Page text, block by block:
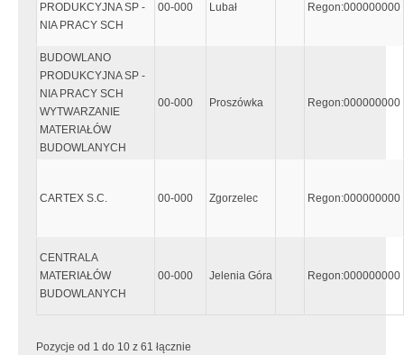
PRODUKCYJNA SP -
NIA PRACY SCH
00-000 Lubał Regon:000000000
BUDOWLANO
PRODUKCYJNA SP -
NIA PRACY SCH
WYTWARZANIE
MATERIAŁÓW
BUDOWLANYCH
00-000 Proszówka Regon:000000000
CARTEX S.C. 00-000 Zgorzelec Regon:000000000
CENTRALA
MATERIAŁÓW
BUDOWLANYCH
00-000 Jelenia Góra Regon:000000000
Pozycje od 1 do 10 z 61 łącznie